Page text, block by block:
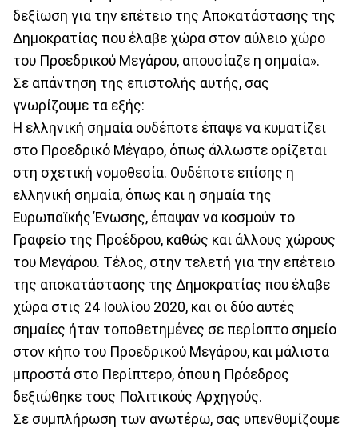
δεξίωση για την επέτειο της Αποκατάστασης της
Δημοκρατίας που έλαβε χώρα στον αύλειο χώρο
του Προεδρικού Μεγάρου, απουσίαζε η σημαία».
Σε απάντηση της επιστολής αυτής, σας
γνωρίζουμε τα εξής:
Η ελληνική σημαία ουδέποτε έπαψε να κυματίζει
στο Προεδρικό Μέγαρο, όπως άλλωστε ορίζεται
στη σχετική νομοθεσία. Ουδέποτε επίσης η
ελληνική σημαία, όπως και η σημαία της
Ευρωπαϊκής Ένωσης, έπαψαν να κοσμούν το
Γραφείο της Προέδρου, καθώς και άλλους χώρους
του Μεγάρου. Τέλος, στην τελετή για την επέτειο
της αποκατάστασης της Δημοκρατίας που έλαβε
χώρα στις 24 Ιουλίου 2020, και οι δύο αυτές
σημαίες ήταν τοποθετημένες σε περίοπτο σημείο
στον κήπο του Προεδρικού Μεγάρου, και μάλιστα
μπροστά στο Περίπτερο, όπου η Πρόεδρος
δεξιώθηκε τους Πολιτικούς Αρχηγούς.
Σε συμπλήρωση των ανωτέρω, σας υπενθυμίζουμε